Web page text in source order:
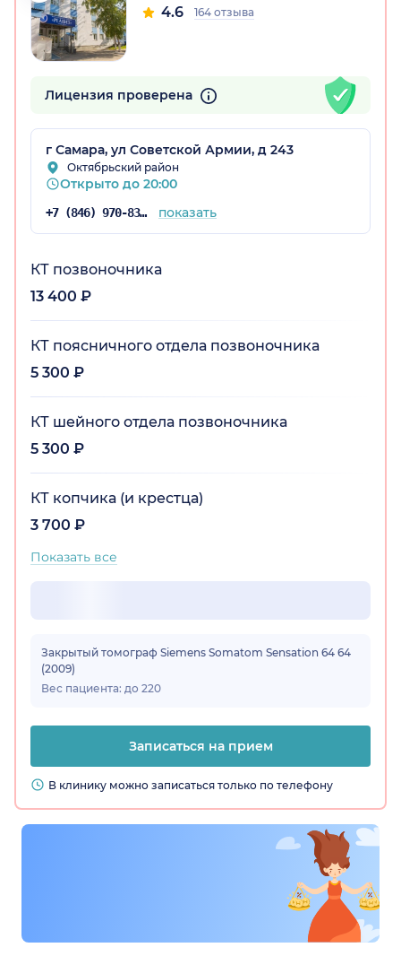
4.6 164 отзыва
Лицензия проверена
г Самара, ул Советской Армии, д 243
Октябрьский район
Открыто до 20:00
+7 (846) 970-83-16 показать
КТ позвоночника
13 400 ₽
КТ поясничного отдела позвоночника
5 300 ₽
КТ шейного отдела позвоночника
5 300 ₽
КТ копчика (и крестца)
3 700 ₽
Показать все
Закрытый томограф Siemens Somatom Sensation 64 64
(2009)
Вес пациента: до 220
Записаться на прием
В клинику можно записаться только по телефону